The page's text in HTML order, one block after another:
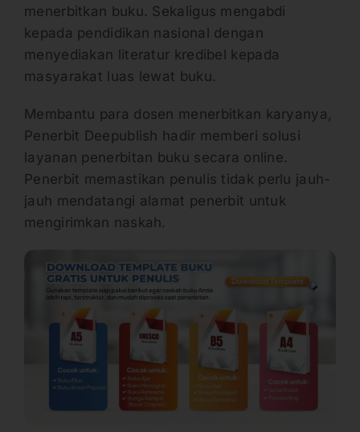
menerbitkan buku. Sekaligus mengabdi
kepada pendidikan nasional dengan
menyediakan literatur kredibel kepada
masyarakat luas lewat buku.
Membantu para dosen menerbitkan karyanya,
Penerbit Deepublish hadir memberi solusi
layanan penerbitan buku secara online.
Penerbit memastikan penulis tidak perlu jauh-
jauh mendatangi alamat penerbit untuk
mengirimkan naskah.